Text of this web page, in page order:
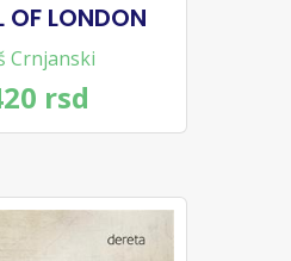
OF LONDON
Crnjanski
rsd